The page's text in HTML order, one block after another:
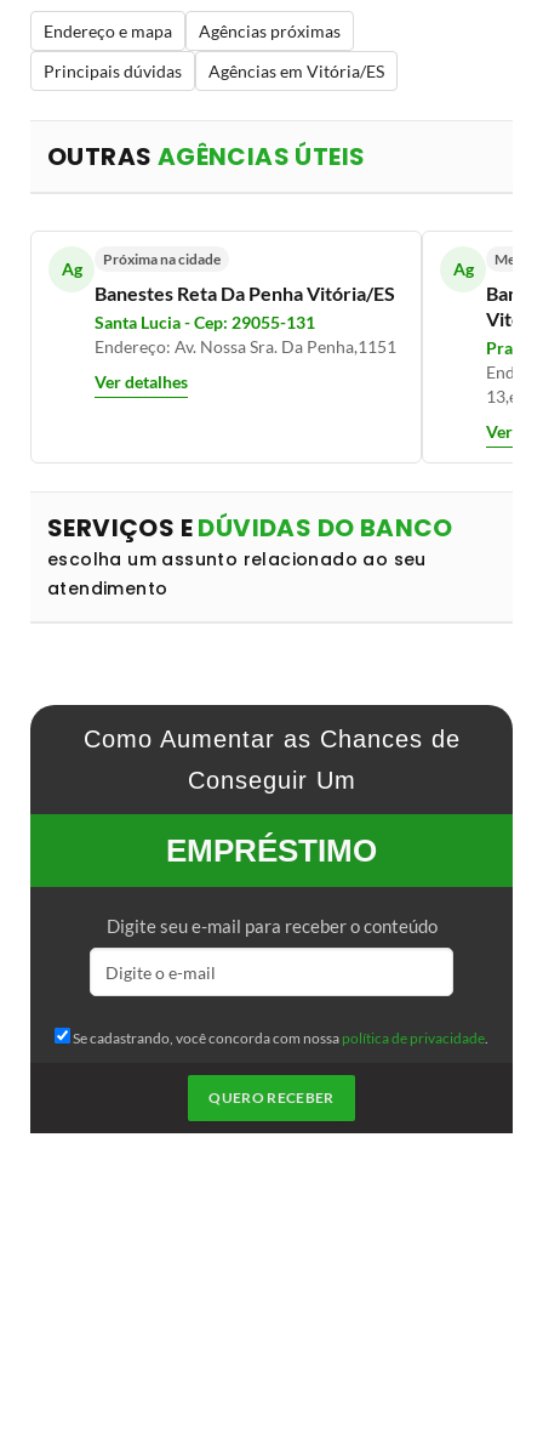
Endereço e mapa
Agências próximas
Principais dúvidas
Agências em Vitória/ES
OUTRAS AGÊNCIAS ÚTEIS
Ag Próxima na cidade
Banestes Reta Da Penha Vitória/ES
Santa Lucia - Cep: 29055-131
Endereço: Av. Nossa Sra. Da Penha,1151
Ver detalhes
Ag
Praia
Ver
SERVIÇOS EDÚVIDAS DO BANCO
escolha um assunto relacionado ao seu
atendimento
Como Aumentar as Chances de
Conseguir Um
EMPRÉSTIMO
Digite seu e-mail para receber o conteúdo
Se cadastrando, você concorda com nossa política de privacidade.
QUERO RECEBER